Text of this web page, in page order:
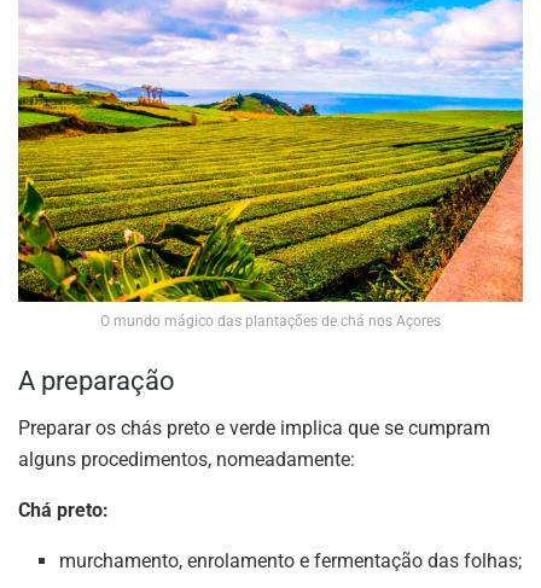
O mundo mágico das plantações de chá nos Açores
A preparação
Preparar os chás preto e verde implica que se cumpram
alguns procedimentos, nomeadamente:
Chá preto:
murchamento, enrolamento e fermentação das folhas;